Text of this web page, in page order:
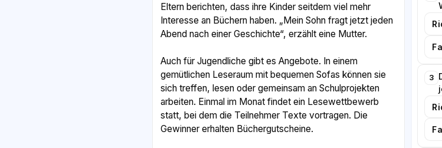
Eltern berichten, dass ihre Kinder seitdem viel mehr
Interesse an Büchern haben. „Mein Sohn fragt jetzt jeden
Abend nach einer Geschichte“, erzählt eine Mutter.
Auch für Jugendliche gibt es Angebote. In einem
gemütlichen Leseraum mit bequemen Sofas können sie
sich treffen, lesen oder gemeinsam an Schulprojekten
arbeiten. Einmal im Monat findet ein Lesewettbewerb
statt, bei dem die Teilnehmer Texte vortragen. Die
Gewinner erhalten Büchergutscheine.
3